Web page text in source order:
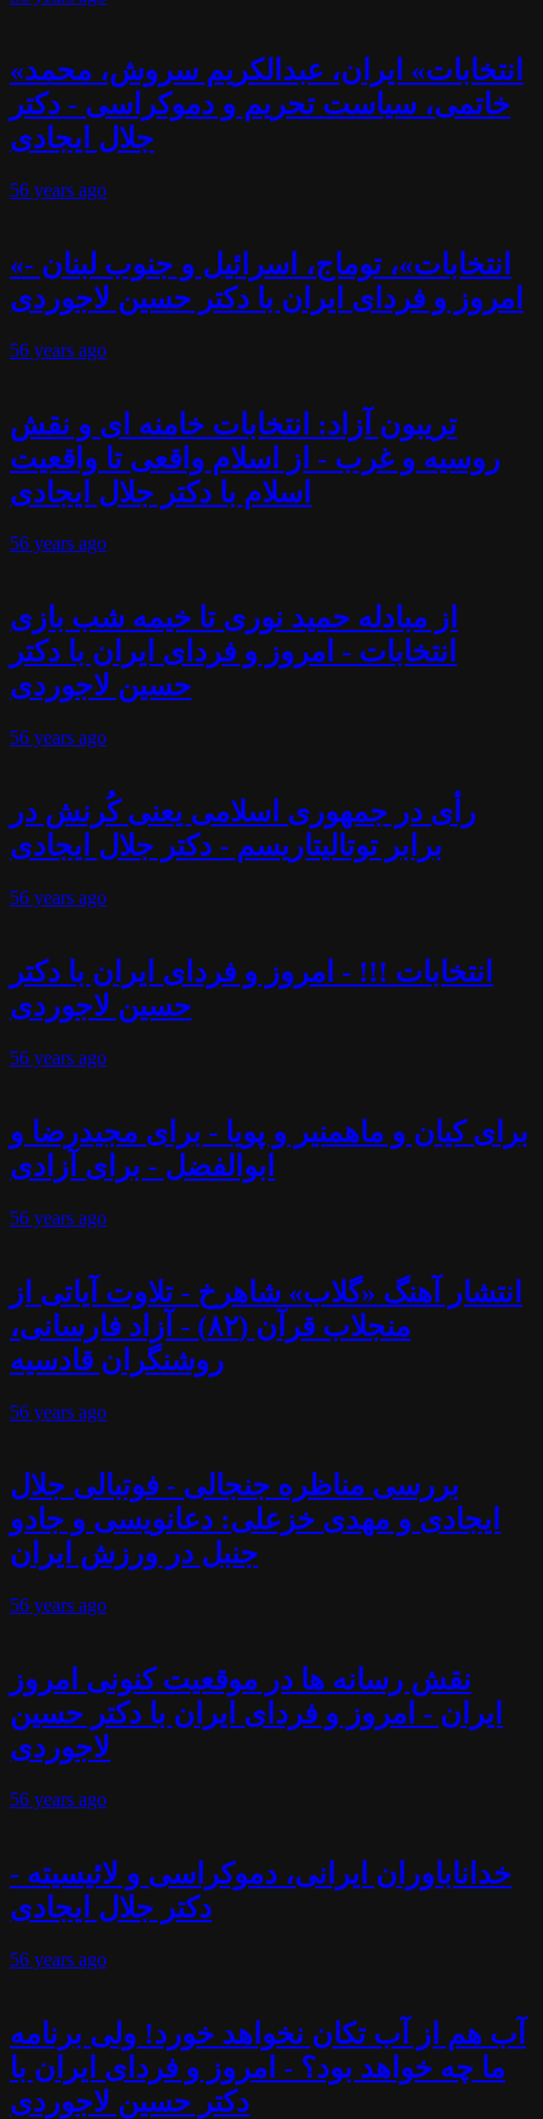
«انتخابات» ایران، عبدالکریم سروش، محمد
خاتمی، سیاست تحریم و دموکراسی - دکتر
جلال ایجادی
56 years ago
«انتخابات»، توماج، اسرائیل و جنوب لبنان -
امروز و فردای ایران با دکتر حسین لاجوردی
56 years ago
تریبون آزاد: انتخابات خامنه ای و نقش
روسیه و غرب - از اسلام واقعی تا واقعیت
اسلام با دکتر جلال ایجادی
56 years ago
از مبادله حمید نوری تا خیمه شب بازی
انتخابات - امروز و فردای ایران با دکتر
حسین لاجوردی
56 years ago
رأی در جمهوری اسلامی یعنی کُرنش در
برابر توتالیتاریسم - دکتر جلال ایجادی
56 years ago
انتخابات !!! - امروز و فردای ایران با دکتر
حسین لاجوردی
56 years ago
برای کیان و ماهمنیر و پویا - برای مجیدرضا و
ابوالفضل - برای آزادی
56 years ago
انتشار آهنگ «گلاب» شاهرخ - تلاوت آیاتی از
منجلاب قرآن (۸۲) - آزاد فارسانی،
روشنگران قادسیه
56 years ago
بررسی مناظره جنجالی - فوتبالی جلال
ایجادی و مهدی خزعلی: دعانویسی و جادو
جنبل در ورزش ایران
56 years ago
نقش رسانه ها در موقعیت کنونی امروز
ایران - امروز و فردای ایران با دکتر حسین
لاجوردی
56 years ago
خداناباوران ایرانی، دموکراسی و لائیسیته -
دکتر جلال ایجادی
56 years ago
آب هم از آب تکان نخواهد خورد! ولی برنامه
ما چه خواهد بود؟ - امروز و فردای ایران با
دکتر حسین لاجوردی